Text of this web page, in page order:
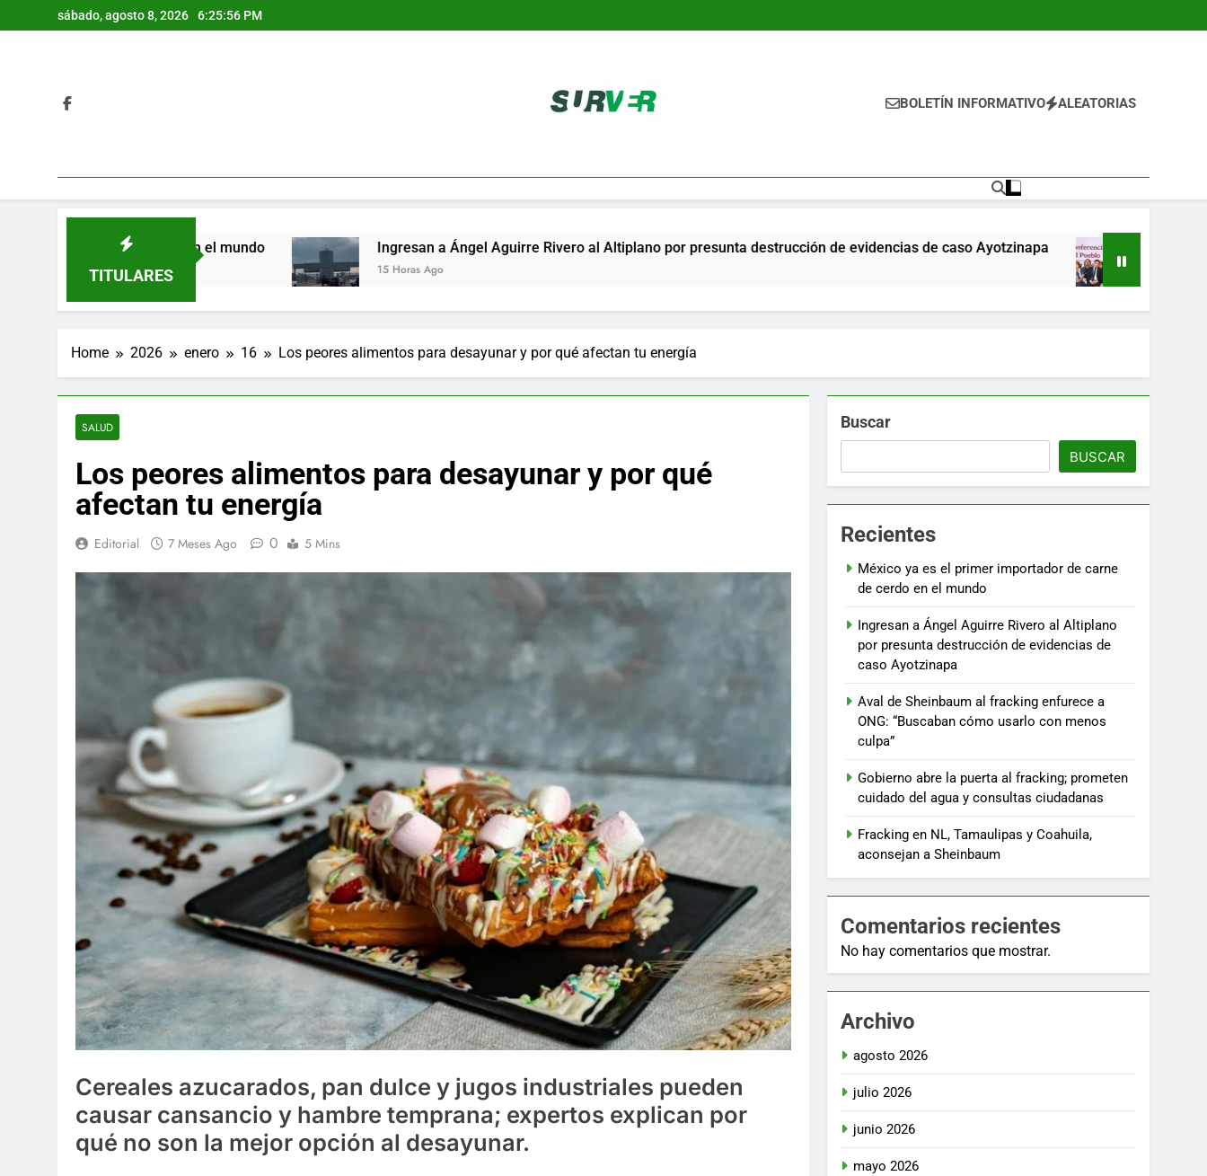
to
sábado, agosto 8, 2026 6:25:57 PM
SURVER
BOLETÍN INFORMATIVO ALEATORIAS
TITULARES
de cerdo en el mundo Ingresan a Ángel Aguirre Rivero al Altiplano por presunta destrucción de evidencias de caso Ayotzinapa
15 Horas Ago
Aval de Sheinbaum al
15 Horas Ago
Home 2026 enero 16 Los peores alimentos para desayunar y por qué afectan tu energía
SALUD
Los peores alimentos para desayunar y por qué
afectan tu energía
Editorial 7 Meses Ago 0 5 Mins
Cereales azucarados, pan dulce y jugos industriales pueden
causar cansancio y hambre temprana; expertos explican por
qué no son la mejor opción al desayunar.
Buscar
BUSCAR
Recientes
México ya es el primer importador de carne
de cerdo en el mundo
Ingresan a Ángel Aguirre Rivero al Altiplano
por presunta destrucción de evidencias de
caso Ayotzinapa
Aval de Sheinbaum al fracking enfurece a
ONG: “Buscaban cómo usarlo con menos
culpa”
Gobierno abre la puerta al fracking; prometen
cuidado del agua y consultas ciudadanas
Fracking en NL, Tamaulipas y Coahuila,
aconsejan a Sheinbaum
Comentarios recientes
No hay comentarios que mostrar.
Archivo
agosto 2026
julio 2026
junio 2026
mayo 2026